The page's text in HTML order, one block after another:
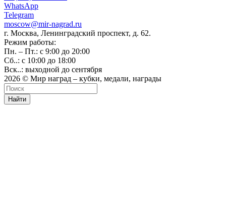
WhatsApp
Telegram
moscow@mir-nagrad.ru
г. Москва, Ленинградский проспект, д. 62.
Режим работы:
Пн. – Пт.: с 9:00 до 20:00
Сб..: с 10:00 до 18:00
Вск..: выходной до сентября
2026 © Мир наград – кубки, медали, награды
Найти